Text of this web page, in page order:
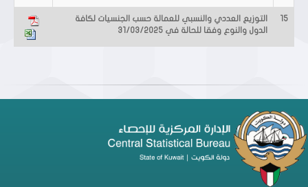
15
التوزيع العددي والنسبي للعمالة حسب الجنسيات لكافة
الدول والنوع وفقا للحالة في 31/03/2025